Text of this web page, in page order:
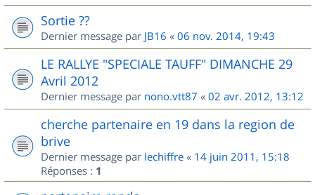
Sortie ??
Dernier message par JB16 « 06 nov. 2014, 19:43
LE RALLYE "SPECIALE TAUFF" DIMANCHE 29
Avril 2012
Dernier message par nono.vtt87 « 02 avr. 2012, 13:12
cherche partenaire en 19 dans la region de
brive
Dernier message par lechiffre « 14 juin 2011, 15:18
Réponses : 1